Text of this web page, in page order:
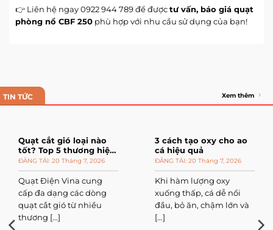
👉 Liên hệ ngay 0922 944 789 để đượctư vấn, báo giá quạt
phòng nổ CBF 250 phù hợp với nhu cầu sử dụng của bạn!
TIN TỨC Xem thêm
Quạt cắt gió loại nào
tốt? Top 5 thương hiệu
đáng mua20 Tháng 7, 2026
Quạt Điện Vina cung
cấp đa dạng các dòng
quạt cắt gió từ nhiều
thương [...]
3 cách tạo oxy cho ao
cá hiệu quả
20 Tháng 7, 2026
Khi hàm lượng oxy
xuống thấp, cá dễ nổi
đầu, bỏ ăn, chậm lớn và
[...]